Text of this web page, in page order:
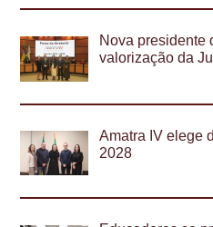
Nova presidente
valorização da
Amatra IV elege
2028